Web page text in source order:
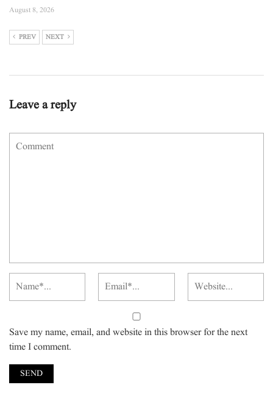
August 8, 2026
PREV NEXT
Leave a reply
Save my name, email, and website in this browser for the next
time I comment.